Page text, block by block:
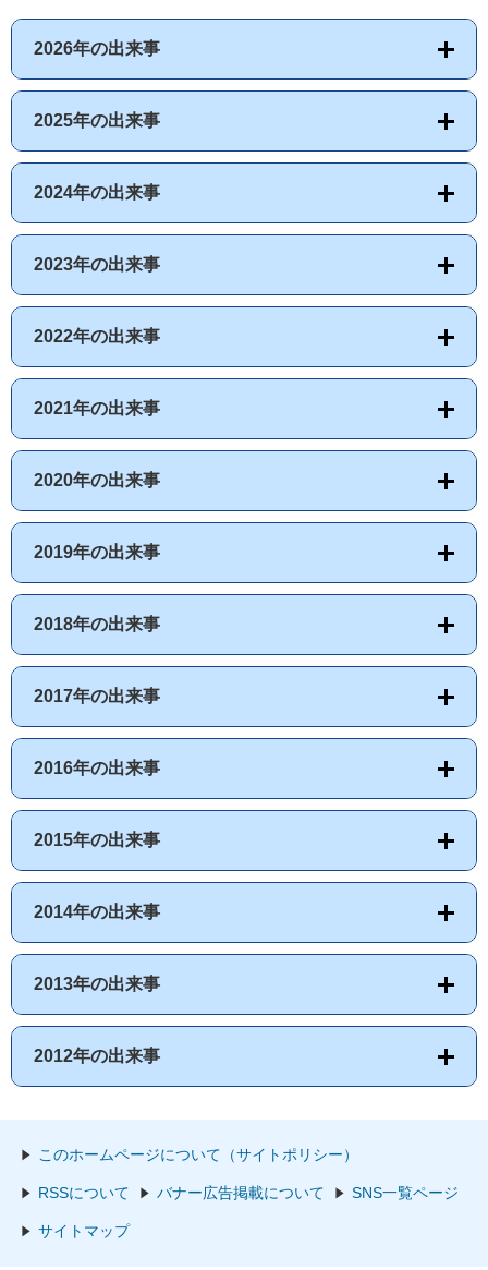
2026年の出来事
2025年の出来事
2024年の出来事
2023年の出来事
2022年の出来事
2021年の出来事
2020年の出来事
2019年の出来事
2018年の出来事
2017年の出来事
2016年の出来事
2015年の出来事
2014年の出来事
2013年の出来事
2012年の出来事
このホームページについて（サイトポリシー）
RSSについて バナー広告掲載について SNS一覧ページ
サイトマップ